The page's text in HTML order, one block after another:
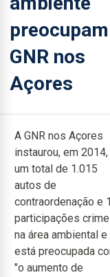
preocupam
GNR nos
Açores
A GNR nos Açores
instaurou, em 2014,
um total de 1.015
autos de
contraordenação e
participações crime
na área ambiental e
está preocupada
"o aumento de